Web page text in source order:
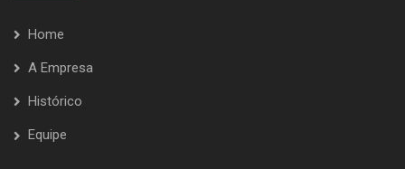
Home
A Empresa
Histórico
Equipe